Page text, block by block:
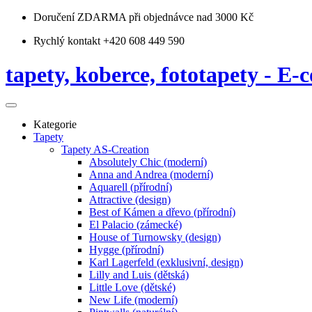
Doručení ZDARMA při objednávce nad 3000 Kč
Rychlý kontakt +420 608 449 590
tapety, koberce, fototapety - E-
Kategorie
Tapety
Tapety AS-Creation
Absolutely Chic (moderní)
Anna and Andrea (moderní)
Aquarell (přírodní)
Attractive (design)
Best of Kámen a dřevo (přírodní)
El Palacio (zámecké)
House of Turnowsky (design)
Hygge (přírodní)
Karl Lagerfeld (exklusivní, design)
Lilly and Luis (dětská)
Little Love (dětské)
New Life (moderní)